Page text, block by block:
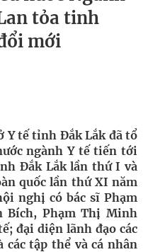
tỏa tinh
mới
Y tế tỉnh Đắk Lắk đã tổ
ngành Y tế tiến tới
Đắk Lắk lần thứ I và
quốc lần thứ XI năm
nghị có bác sĩ Phạm
Bích, Phạm Thị Minh
đại diện lãnh đạo các
tập thể và cá nhân